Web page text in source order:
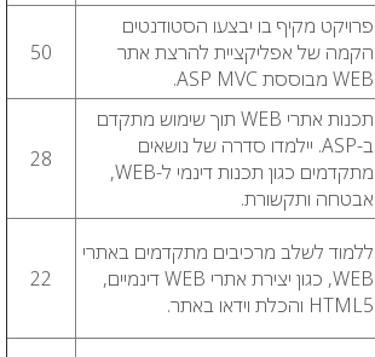
פרויקט מקיף בו יבצעו הסטודנטים
הקמה של אפליקציית להרצת אתר
WEB מבוססתASP MVC.
50
תכנות אתרי WEB תוך שימוש מתקדם
ב-ASP. יילמדו סדרה של נושאים
מתקדמים כגון תכנות דינמי ל-WEB,
אבטחה ותקשורת.
28
ללמוד לשלב מרכיבים מתקדמים באתרי
WEB, כגון יצירת אתרי WEB דינמיים,
HTML5 והכלת וידאו באתר.
22